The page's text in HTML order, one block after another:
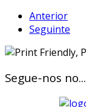
Anterior
Seguinte
Segue-nos no...